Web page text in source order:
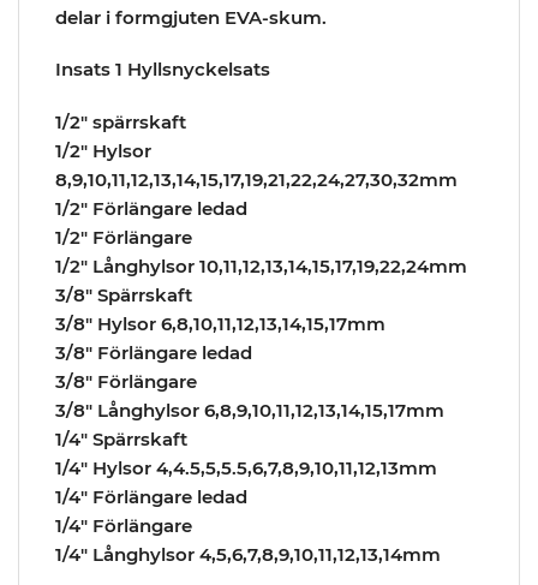
delar i formgjuten EVA-skum.
Insats 1 Hyllsnyckelsats
1/2″ spärrskaft
1/2″ Hylsor
8,9,10,11,12,13,14,15,17,19,21,22,24,27,30,32mm
1/2″ Förlängare ledad
1/2″ Förlängare
1/2″ Långhylsor 10,11,12,13,14,15,17,19,22,24mm
3/8″ Spärrskaft
3/8″ Hylsor 6,8,10,11,12,13,14,15,17mm
3/8″ Förlängare ledad
3/8″ Förlängare
3/8″ Långhylsor 6,8,9,10,11,12,13,14,15,17mm
1/4″ Spärrskaft
1/4″ Hylsor 4,4.5,5,5.5,6,7,8,9,10,11,12,13mm
1/4″ Förlängare ledad
1/4″ Förlängare
1/4″ Långhylsor 4,5,6,7,8,9,10,11,12,13,14mm